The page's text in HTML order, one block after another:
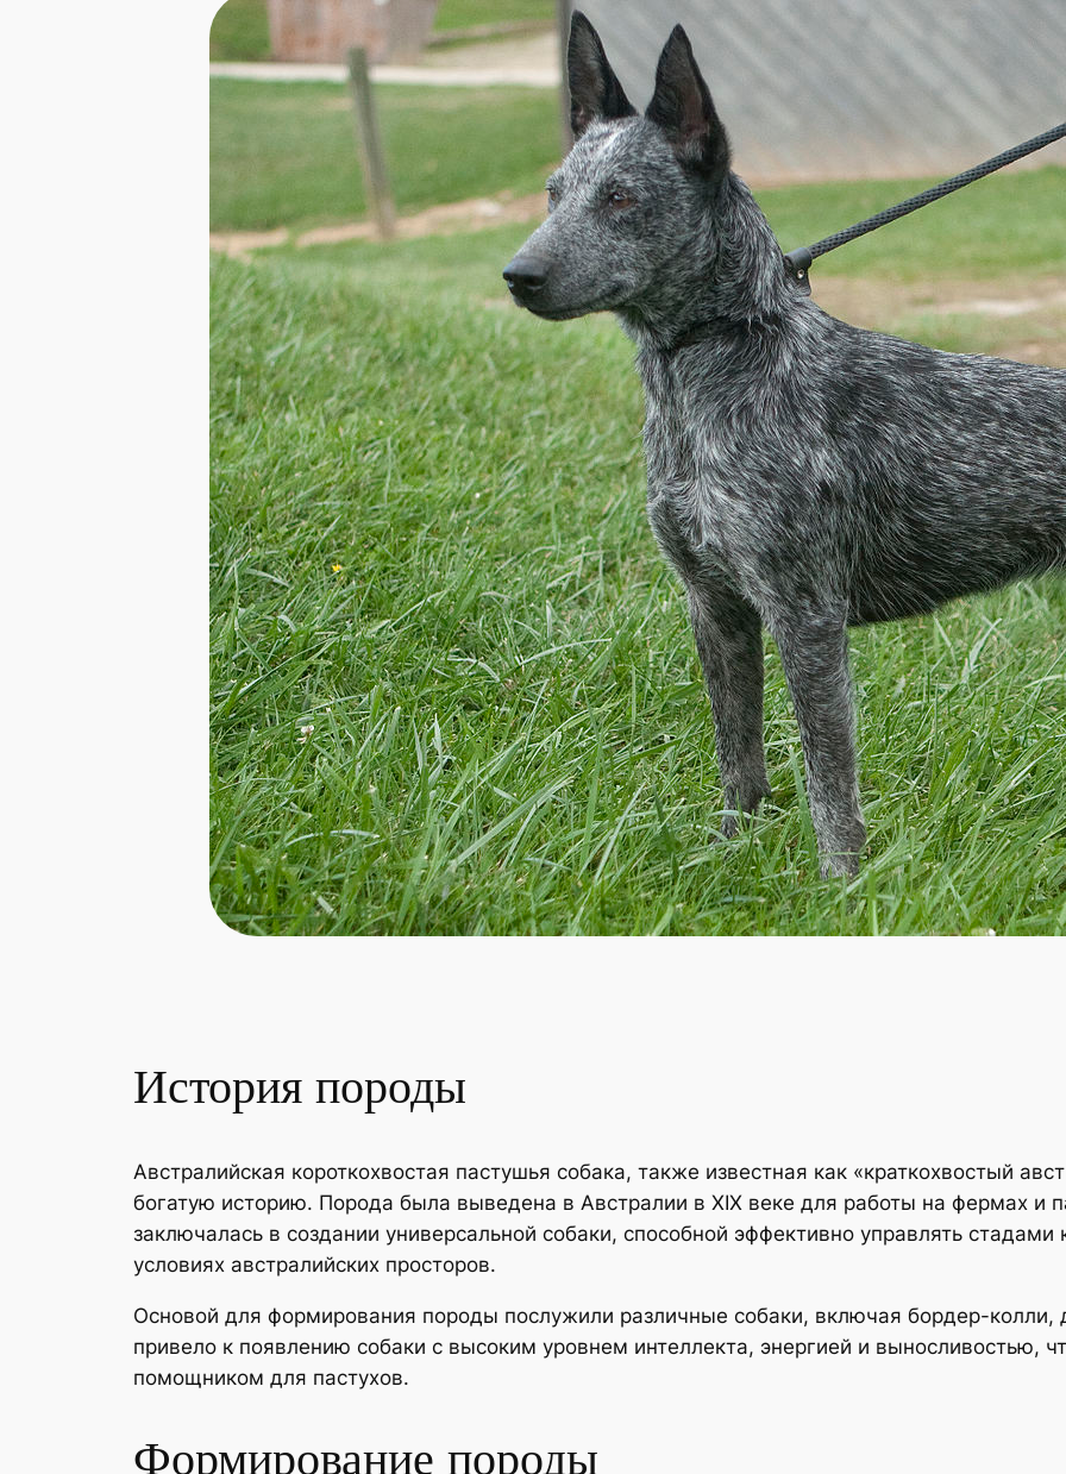
История породы
Австралийская короткохвостая пастушья собака, также известная как «краткохвостый
богатую историю. Порода была выведена в Австралии в XIX веке для работы на фермах и
заключалась в создании универсальной собаки, способной эффективно управлять стадами
условиях австралийских просторов.
Основой для формирования породы послужили различные собаки, включая бордер-колли,
привело к появлению собаки с высоким уровнем интеллекта, энергией и выносливостью,
помощником для пастухов.
Формирование породы